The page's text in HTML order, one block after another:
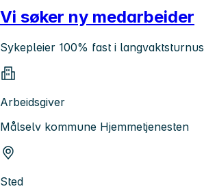
Vi søker ny medarbeider
Sykepleier 100% fast i langvaktsturnus
Arbeidsgiver
Målselv kommune Hjemmetjenesten
Sted